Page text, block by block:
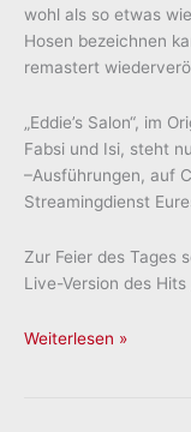
wohl als so etwas
Hosen bezeichnen
remastert
„Eddie’s Salon“, im
Fabsi und Isi, steht
–Ausführungen, auf
Streamingdienst
Zur Feier des Tages
Live-Version des Hits
ZK
Weiterlesen »